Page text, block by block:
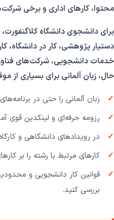
محتوا، کارهای اداری و برخی
برای دانشجوی دانشگاه
دستیار پژوهشی، کار در دانشگاه،
خدمات دانشجویی، شرکت‌های
حال، زبان آلمانی برای بسیاری
زبان آلمانی را حتی در
رزومه حرفه‌ای و لینکدین قوی
در رویدادهای دانشگاهی و
کارهای مرتبط با رشته را بر
قوانین کار دانشجویی و
بررسی کنید.